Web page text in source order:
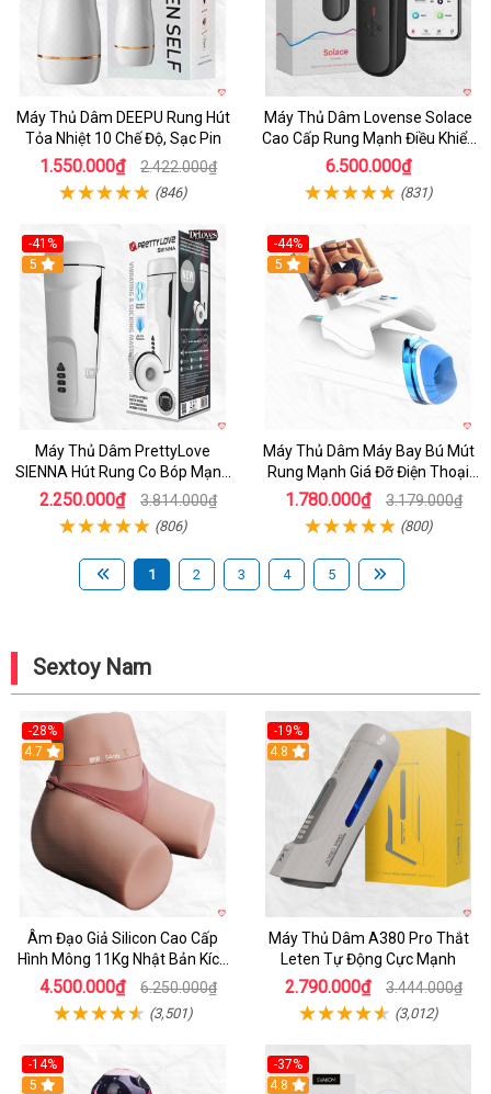
Máy Thủ Dâm DEEPU Rung Hút
Tỏa Nhiệt 10 Chế Độ, Sạc Pin
1.550.000₫ 2.422.000₫
(846)
Máy Thủ Dâm Lovense Solace
Cao Cấp Rung Mạnh Điều Khiển
App
6.500.000₫
(831)
-41%
Hot
5
Máy Thủ Dâm PrettyLove
SIENNA Hút Rung Co Bóp Mạnh
Mẽ Nam
2.250.000₫ 3.814.000₫
(806)
-44%
Hot
5
Máy Thủ Dâm Máy Bay Bú Mút
Rung Mạnh Giá Đỡ Điện Thoại
Chính Hãng
1.780.000₫ 3.179.000₫
(800)
1 2 3 4 5
Sextoy Nam
-28%
4.7
Âm Đạo Giả Silicon Cao Cấp
Hình Mông 11Kg Nhật Bản Kích
Thước Như Thật
4.500.000₫ 6.250.000₫
(3,501)
-19%
Hot
4.8
Máy Thủ Dâm A380 Pro Thắt
Leten Tự Động Cực Mạnh
2.790.000₫ 3.444.000₫
(3,012)
-14%
Hot
5
-37%
4.8